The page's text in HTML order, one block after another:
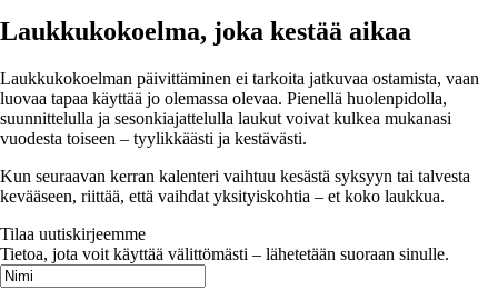
Laukkukokoelma, joka kestää aikaa
Laukkukokoelman päivittäminen ei tarkoita jatkuvaa ostamista, vaan
luovaa tapaa käyttää jo olemassa olevaa. Pienellä huolenpidolla,
suunnittelulla ja sesonkiajattelulla laukut voivat kulkea mukanasi
vuodesta toiseen – tyylikkäästi ja kestävästi.
Kun seuraavan kerran kalenteri vaihtuu kesästä syksyyn tai talvesta
kevääseen, riittää, että vaihdat yksityiskohtia – et koko laukkua.
Tilaa uutiskirjeemme
Tietoa, jota voit käyttää välittömästi – lähetetään suoraan sinulle.